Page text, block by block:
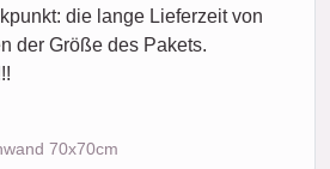
die lange Lieferzeit von
der Größe des Pakets.
70x70cm